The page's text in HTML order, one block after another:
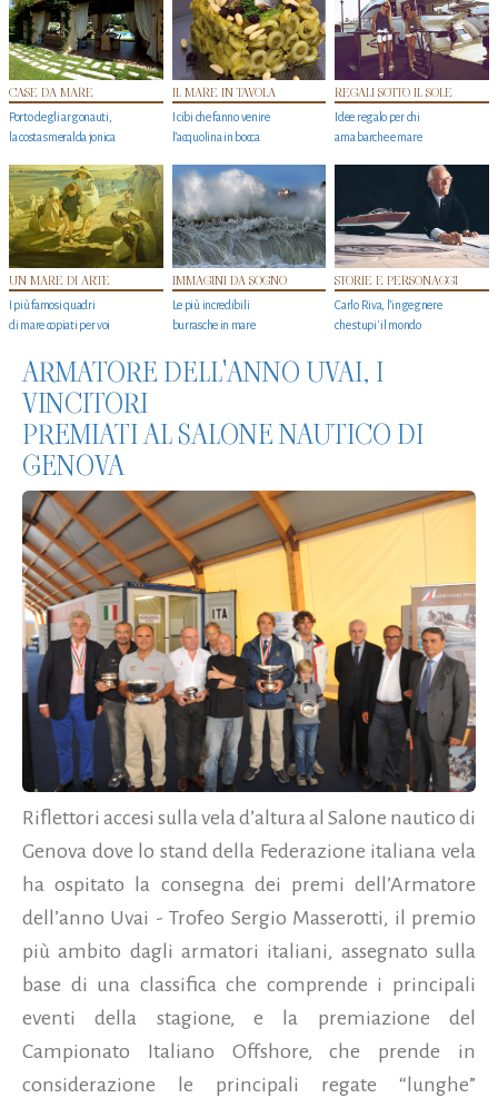
CASE DA MARE
Porto degli argonauti,
la costa smeralda jonica
IL MARE IN TAVOLA
I cibi che fanno venire
l’acquolina in bocca
REGALI SOTTO IL SOLE
Idee regalo per chi
ama barche e mare
UN MARE DI ARTE
I più famosi quadri
di mare copiati per voi
IMMAGINI DA SOGNO
Le più incredibili
burrasche in mare
STORIE E PERSONAGGI
Carlo Riva, l’ingegnere
che stupi' il mondo
ARMATORE DELL'ANNO UVAI, I
VINCITORI
PREMIATI AL SALONE NAUTICO DI
GENOVA
Riflettori accesi sulla vela d’altura al Salone nautico di
Genova dove lo stand della Federazione italiana vela
ha ospitato la consegna dei premi dell’Armatore
dell’anno Uvai - Trofeo Sergio Masserotti, il premio
più ambito dagli armatori italiani, assegnato sulla
base di una classifica che comprende i principali
eventi della stagione, e la premiazione del
Campionato Italiano Offshore, che prende in
considerazione le principali regate “lunghe”